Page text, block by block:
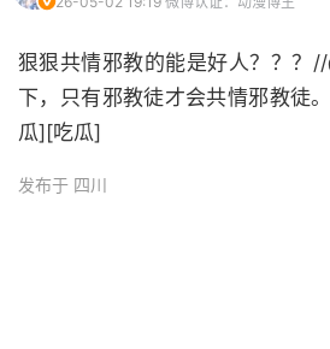
狠狠共情邪教的能是好人？？？
下，只有邪教徒才会共情邪教徒
瓜][吃瓜]
发布于 四川